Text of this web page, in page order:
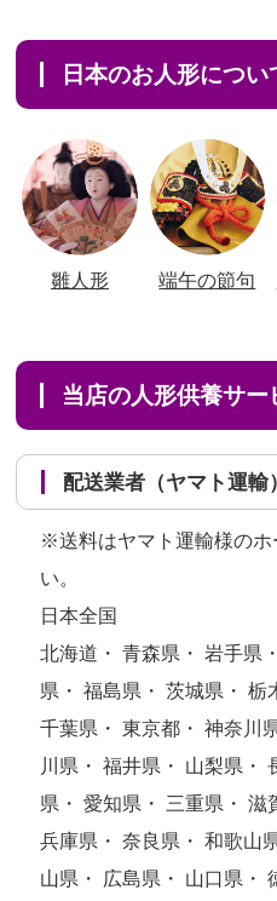
日本のお人形につい
雛人形 端午の節句
当店の人形供養サ
配送業者（ヤマト運
※送料はヤマト運輸様のホ
い。
日本全国
北海道・ 青森県・ 岩手県
県・ 福島県・ 茨城県・ 栃
千葉県・ 東京都・ 神奈川
川県・ 福井県・ 山梨県・
県・ 愛知県・ 三重県・ 滋
兵庫県・ 奈良県・ 和歌山
山県・ 広島県・ 山口県・